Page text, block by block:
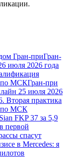
Гран-приГран-
июля 2026 года
по МСКГран-при
25 июля 2026
Вторая практика
по МСК
FKP 37 за 5,9
первой
спасут
в Mercedes: я